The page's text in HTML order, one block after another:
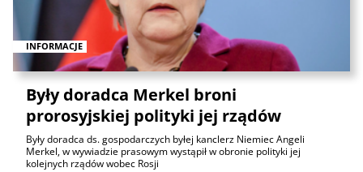
INFORMACJE
Były doradca Merkel broni
prorosyjskiej polityki jej rządów
Były doradca ds. gospodarczych byłej kanclerz Niemiec Angeli
Merkel, w wywiadzie prasowym wystąpił w obronie polityki jej
kolejnych rządów wobec Rosji